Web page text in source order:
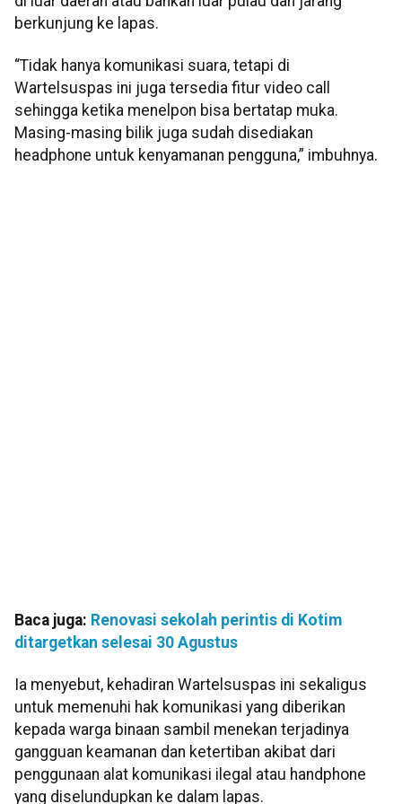
berkunjung ke lapas.
“Tidak hanya komunikasi suara, tetapi di
Wartelsuspas ini juga tersedia fitur video call
sehingga ketika menelpon bisa bertatap muka.
Masing-masing bilik juga sudah disediakan
headphone untuk kenyamanan pengguna,” imbuhnya.
Baca juga: Renovasi sekolah perintis di Kotim
ditargetkan selesai 30 Agustus
Ia menyebut, kehadiran Wartelsuspas ini sekaligus
untuk memenuhi hak komunikasi yang diberikan
kepada warga binaan sambil menekan terjadinya
gangguan keamanan dan ketertiban akibat dari
penggunaan alat komunikasi ilegal atau handphone
yang diselundupkan ke dalam lapas.